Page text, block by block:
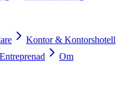
Kontor & Kontorshotell
Om